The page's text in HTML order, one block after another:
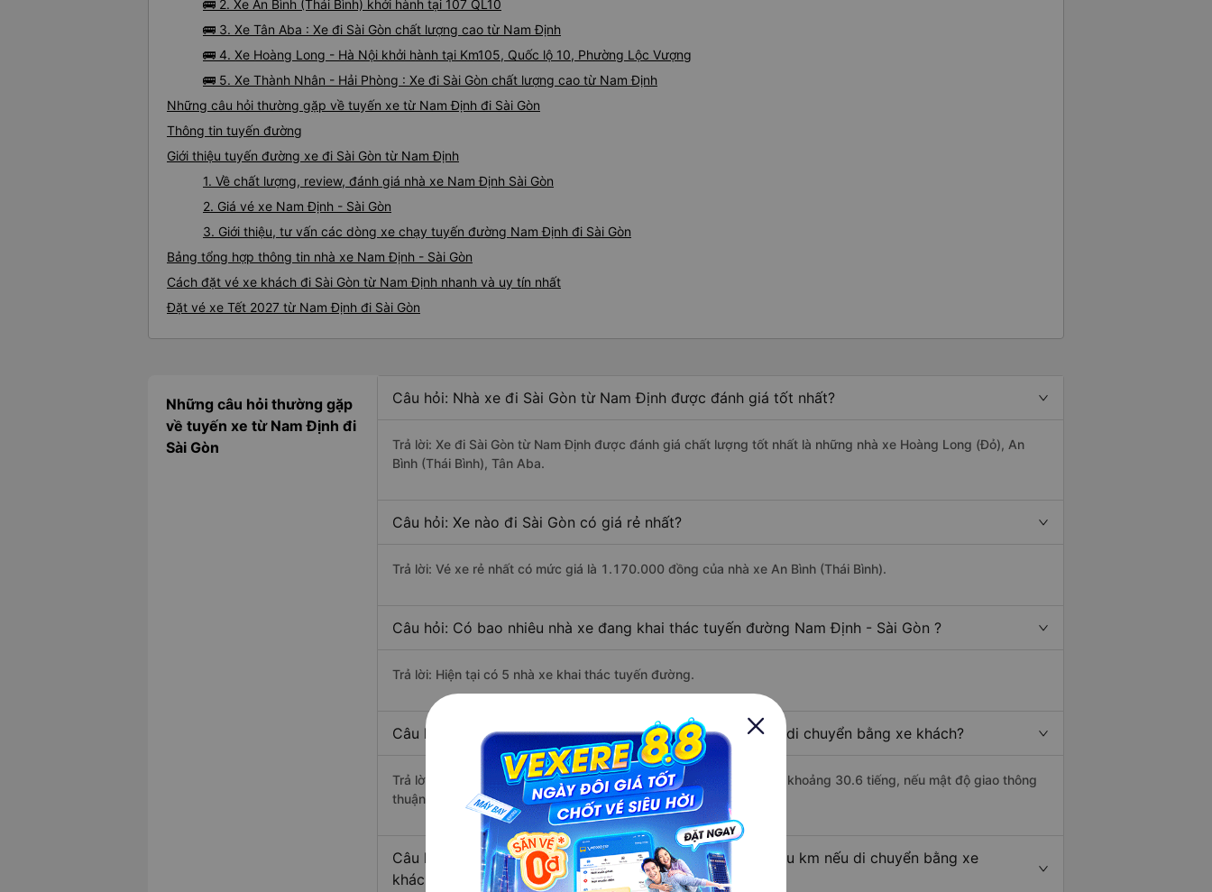
🚌 2. Xe An Bình (Thái Bình) khởi hành tại 107 QL10
🚌 3. Xe Tân Aba : Xe đi Sài Gòn chất lượng cao từ Nam Định
🚌 4. Xe Hoàng Long - Hà Nội khởi hành tại Km105, Quốc lộ 10, Phường Lộc Vượng
🚌 5. Xe Thành Nhân - Hải Phòng : Xe đi Sài Gòn chất lượng cao từ Nam Định
Những câu hỏi thường gặp về tuyến xe từ Nam Định đi Sài Gòn
Thông tin tuyến đường
Giới thiệu tuyến đường xe đi Sài Gòn từ Nam Định
1. Về chất lượng, review, đánh giá nhà xe Nam Định Sài Gòn
2. Giá vé xe Nam Định - Sài Gòn
3. Giới thiệu, tư vấn các dòng xe chạy tuyến đường Nam Định đi Sài Gòn
Bảng tổng hợp thông tin nhà xe Nam Định - Sài Gòn
Cách đặt vé xe khách đi Sài Gòn từ Nam Định nhanh và uy tín nhất
Đặt vé xe Tết 2027 từ Nam Định đi Sài Gòn
Những câu hỏi thường gặp
về tuyến xe từ Nam Định đi
Sài Gòn
Câu hỏi: Nhà xe đi Sài Gòn từ Nam Định được đánh giá tốt nhất?
Trả lời: Xe đi Sài Gòn từ Nam Định được đánh giá chất lượng tốt nhất là những nhà xe Hoàng Long (Đỏ), An
Bình (Thái Bình), Tân Aba.
Câu hỏi: Xe nào đi Sài Gòn có giá rẻ nhất?
Trả lời: Vé xe rẻ nhất có mức giá là 1.170.000 đồng của nhà xe An Bình (Thái Bình).
Câu hỏi: Có bao nhiêu nhà xe đang khai thác tuyến đường Nam Định - Sài Gòn ?
Trả lời: Hiện tại có 5 nhà xe khai thác tuyến đường.
Câu hỏi: Từ Nam Định đi Sài Gòn mất bao nhiêu tiếng khi di chuyển bằng xe khách?
Trả lời: Thời gian di chuyển bằng xe khách từ Nam Định đi Sài Gòn khoảng 30.6 tiếng, nếu mật độ giao thông
thuận lợi.
Câu hỏi: Khoảng cách từ Nam Định đi Sài Gòn là bao nhiêu km nếu di chuyển bằng xe
khách?